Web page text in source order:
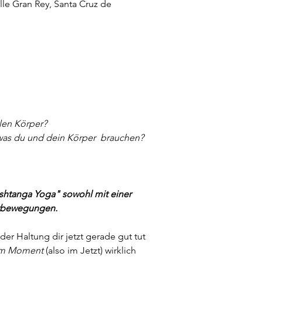
Gran Rey, Santa Cruz de
Körper?
du und dein Körper  brauchen?
Yoga" sowohl mit einer
Haltung dir jetzt gerade gut tut
Moment (also im Jetzt) wirklich